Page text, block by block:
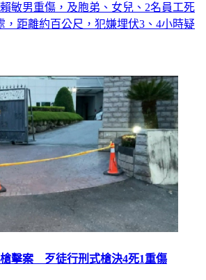
敏男重傷，及胞弟、女兒、2名員工死
，距離約百公尺，犯嫌埋伏3、4小時疑
擊案 歹徒行刑式槍決4死1重傷